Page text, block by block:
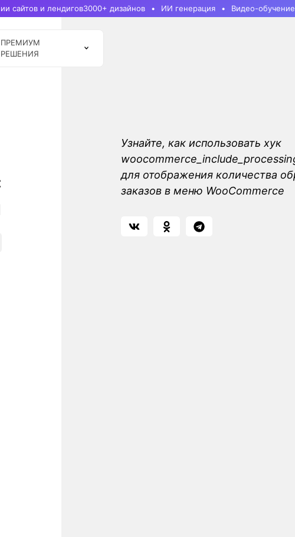
сайтов и лендигов3000+ дизайнов ИИ генерация Видео-обучение
ПРЕМИУМ
РЕШЕНИЯ
Узнайте, как использовать хук
для отображения количества
заказов в меню WooCommerce